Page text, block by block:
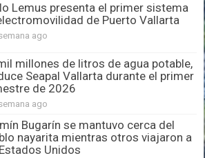
Lemus presenta el primer sistema
de Puerto Vallarta
ago
millones de litros de agua potable,
Seapal Vallarta durante el primer
de 2026
ago
Bugarín se mantuvo cerca del
nayarita mientras otros viajaron a
Unidos